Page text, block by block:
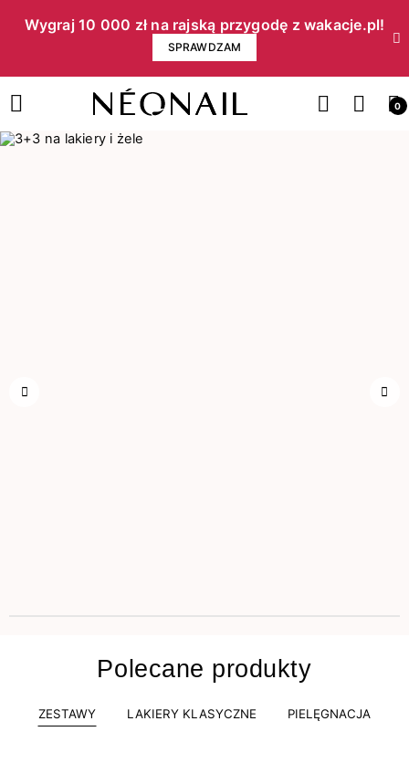
Wygraj 10 000 zł na rajską przygodę z wakacje.pl!​
SPRAWDZAM
0
Polecane produkty
ZESTAWY LAKIERY KLASYCZNE PIELĘGNACJA